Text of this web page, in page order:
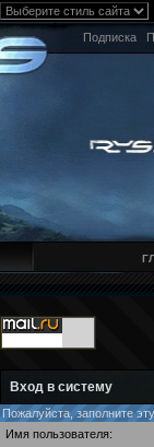
Подписка
Вход в систему
Пожалуйста, заполните
Имя пользователя: